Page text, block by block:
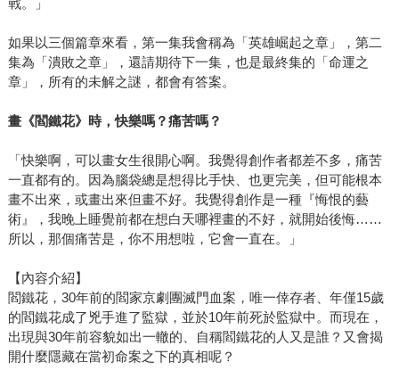
戰。」
如果以三個篇章來看，第一集我會稱為「英雄崛起之章」，第二
集為「潰敗之章」，還請期待下一集，也是最終集的「命運之
章」，所有的未解之謎，都會有答案。
畫《閻鐵花》時，快樂嗎？痛苦嗎？
「快樂啊，可以畫女生很開心啊。我覺得創作者都差不多，痛苦
一直都有的。因為腦袋總是想得比手快、也更完美，但可能根本
畫不出來，或畫出來但畫不好。我覺得創作是一種『悔恨的藝
術』，我晚上睡覺前都在想白天哪裡畫的不好，就開始後悔……
所以，那個痛苦是，你不用想啦，它會一直在。」
【內容介紹】
閻鐵花，30年前的閻家京劇團滅門血案，唯一倖存者、年僅15歲
的閻鐵花成了兇手進了監獄，並於10年前死於監獄中。而現在，
出現與30年前容貌如出一轍的、自稱閻鐵花的人又是誰？又會揭
開什麼隱藏在當初命案之下的真相呢？